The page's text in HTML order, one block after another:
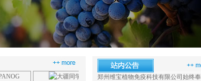
郑州维宝植物免疫科技有限公司始终奉